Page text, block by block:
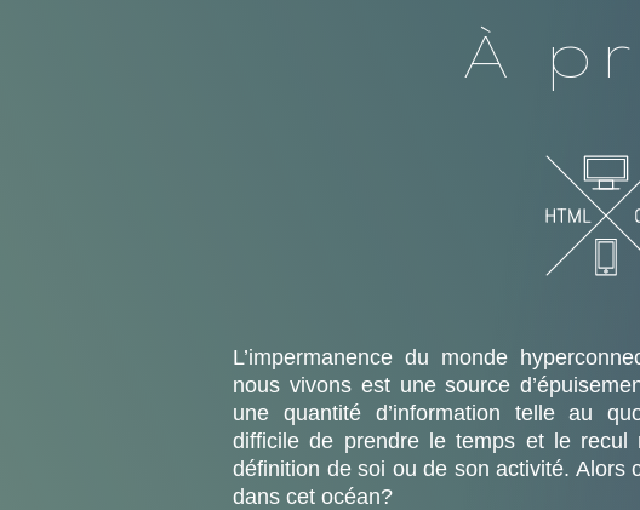
À
L’impermanence du monde
nous vivons est une source
une quantité d’information telle au
difficile de prendre le temps et le recul
définition de soi ou de son activité. Alors
dans cet océan?